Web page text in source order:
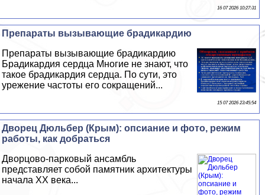
16 07 2026 10:27:31
Препараты вызывающие брадикардию
Препараты вызывающие брадикардию
Брадикардия сердца Многие не знают, что
такое брадикардия сердца. По сути, это
урежение частоты его сокращений...
15 07 2026 23:45:54
Дворец Дюльбер (Крым): опсиание и фото, режим
работы, как добраться
Дворцово-парковый ансамбль
представляет собой памятник архитектуры
начала XX века...